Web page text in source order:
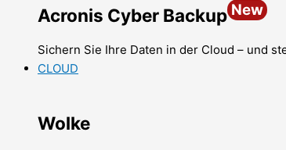
Acronis Cyber Backup New
Sichern Sie Ihre Daten in der Cloud – und
CLOUD
Wolke